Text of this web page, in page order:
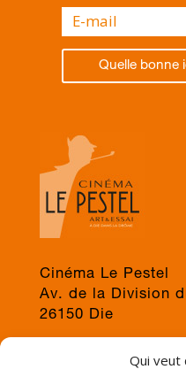
Qui veut
Quelle bonne
Cinéma Le Pestel
Av. de la Division
26150 Die
jps@cinema-le-